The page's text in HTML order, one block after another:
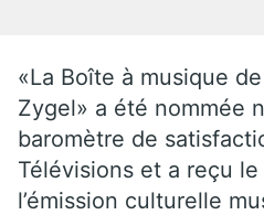
«La Boîte à musique
Zygel» a été nommée
baromètre de
Télévisions et a reçu
l’émission culturelle